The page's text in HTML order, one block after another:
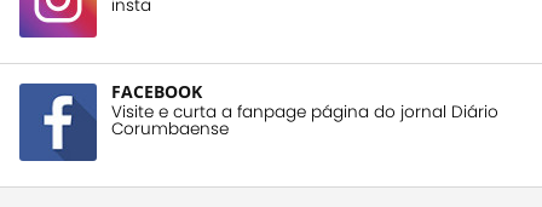
insta
FACEBOOK
Visite e curta a fanpage página do jornal Diário
Corumbaense